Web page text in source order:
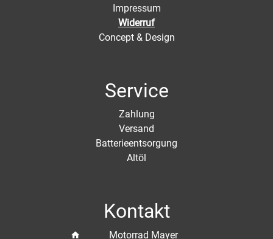
Impressum
Widerruf
Concept & Design
Service
Zahlung
Versand
Batterieentsorgung
Altöl
Kontakt
Motorrad Mayer